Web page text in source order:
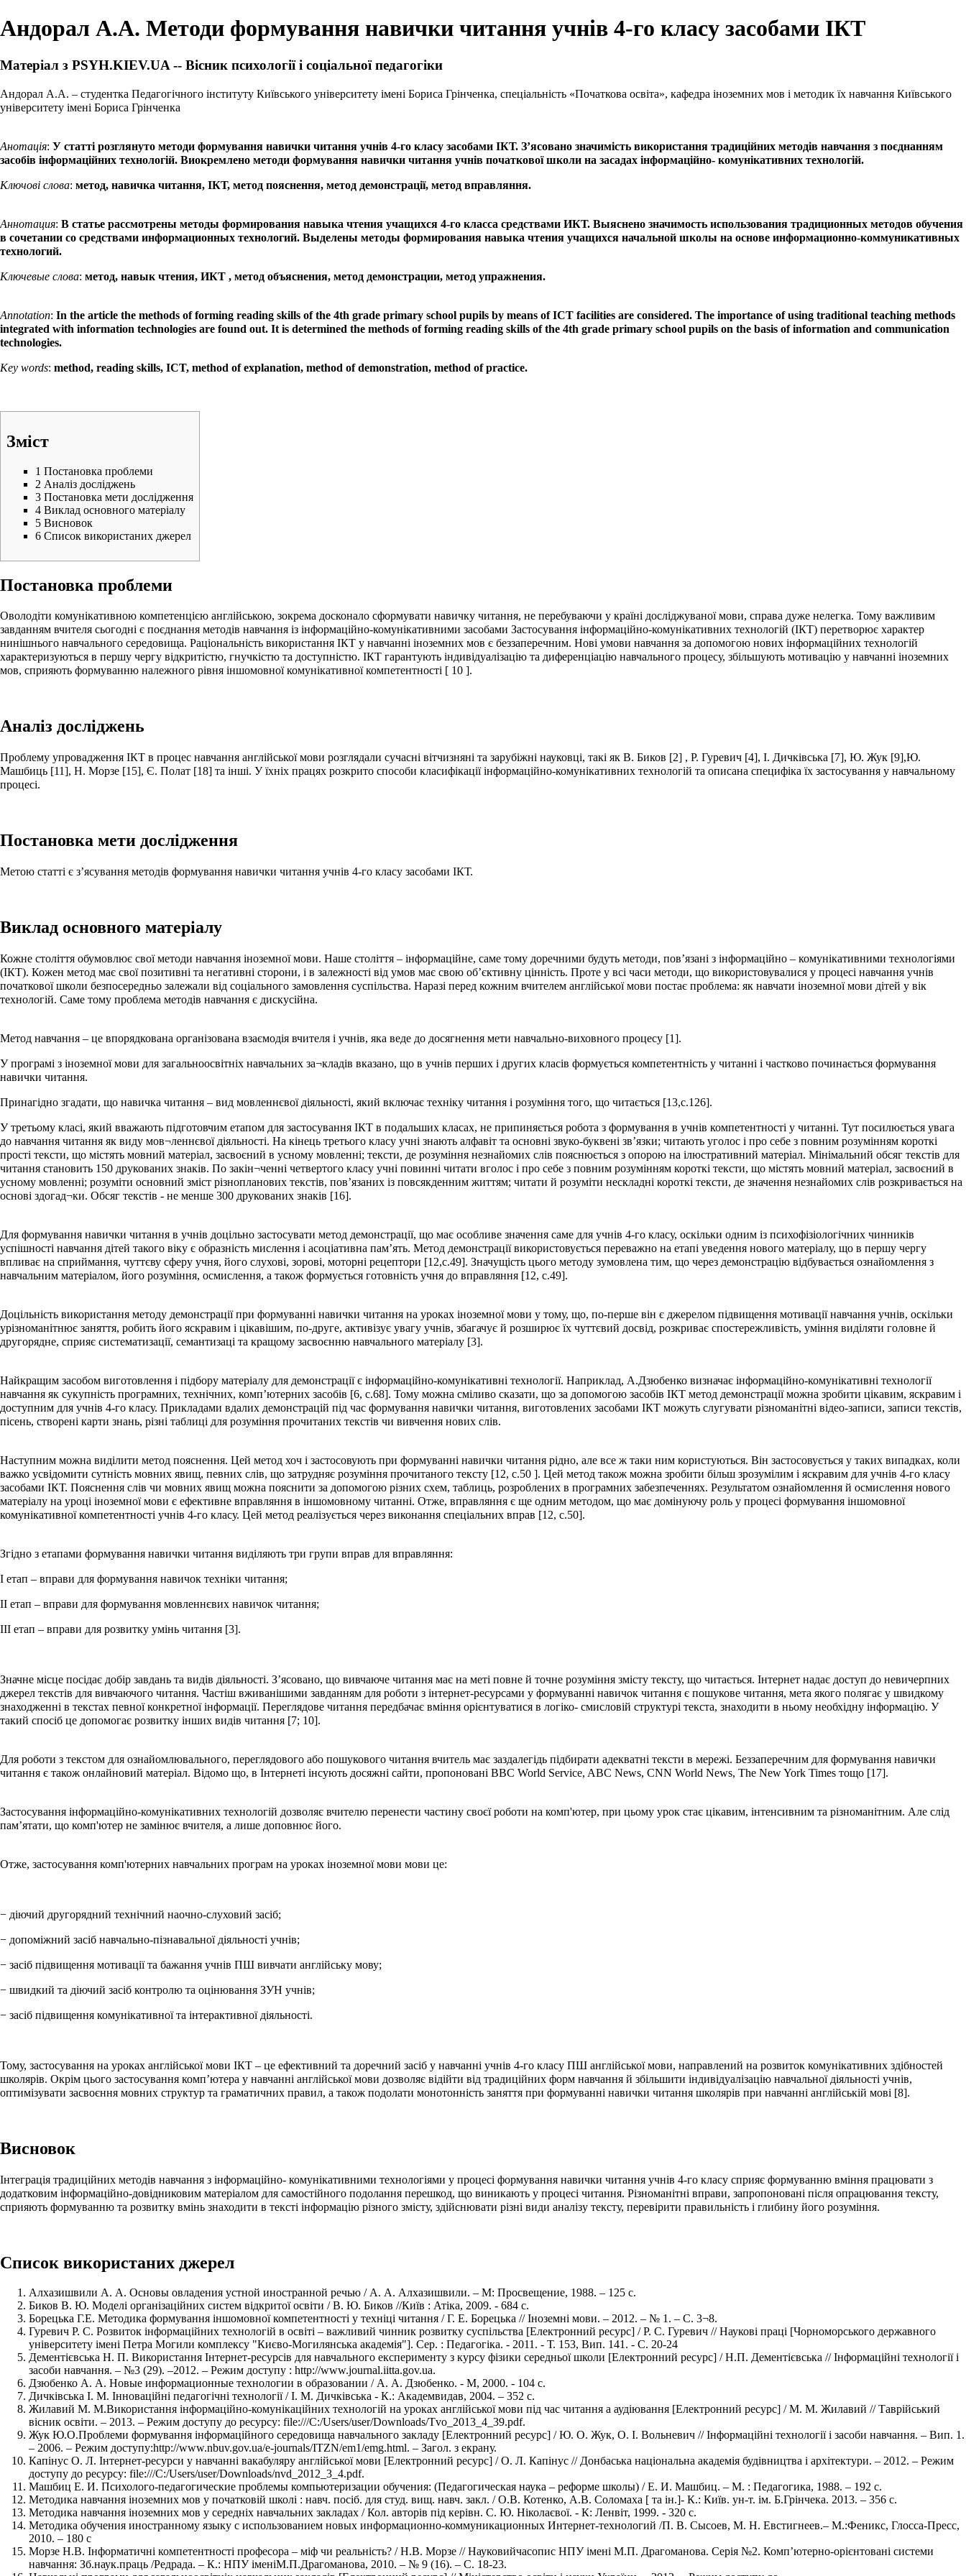
Андорал А.А. Методи формування навички читання учнів 4-го класу засобами ІКТ
Матеріал з PSYH.KIEV.UA -- Вісник психології і соціальної педагогіки
Андорал А.А. – студентка Педагогічного інституту Київського університету імені Бориса Грінченка, спеціальність «Початкова освіта», кафедра іноземних мов і методик їх навчання Київського
університету імені Бориса Грінченка
Анотація: У статті розглянуто методи формування навички читання учнів 4-го класу засобами ІКТ. З’ясовано значимість використання традиційних методів навчання з поєднанням
засобів інформаційних технологій. Виокремлено методи формування навички читання учнів початкової школи на засадах інформаційно- комунікативних технологій.
Ключові слова: метод, навичка читання, ІКТ, метод пояснення, метод демонстрації, метод вправляння.
Аннотация: В статье рассмотрены методы формирования навыка чтения учащихся 4-го класса средствами ИКТ. Выяснено значимость использования традиционных методов обучения
в сочетании со средствами информационных технологий. Выделены методы формирования навыка чтения учащихся начальной школы на основе информационно-коммуникативных
технологий.
Ключевые слова: метод, навык чтения, ИКТ , метод объяснения, метод демонстрации, метод упражнения.
Annotation: In the article the methods of forming reading skills of the 4th grade primary school pupils by means of ICT facilities are considered. The importance of using traditional teaching methods
integrated with information technologies are found out. It is determined the methods of forming reading skills of the 4th grade primary school pupils on the basis of information and communication
technologies.
Key words: method, reading skills, ICT, method of explanation, method of demonstration, method of practice.
Зміст
1 Постановка проблеми
2 Аналіз досліджень
3 Постановка мети дослідження
4 Виклад основного матеріалу
5 Висновок
6 Список використаних джерел
Постановка проблеми
Оволодіти комунікативною компетенцією англійською, зокрема досконало сформувати навичку читання, не перебуваючи у країні досліджуваної мови, справа дуже нелегка. Тому важливим
завданням вчителя сьогодні є поєднання методів навчання із інформаційно-комунікативними засобами Застосування інформаційно-комунікативних технологій (ІКТ) перетворює характер
нинішнього навчального середовища. Раціональність використання ІКТ у навчанні іноземних мов є беззаперечним. Нові умови навчання за допомогою нових інформаційних технологій
характеризуються в першу чергу відкритістю, гнучкістю та доступністю. ІКТ гарантують індивідуалізацію та диференціацію навчального процесу, збільшують мотивацію у навчанні іноземних
мов, сприяють формуванню належного рівня іншомовної комунікативної компетентності [ 10 ].
Аналіз досліджень
Проблему упровадження ІКТ в процес навчання англійської мови розглядали сучасні вітчизняні та зарубіжні науковці, такі як В. Биков [2] , Р. Гуревич [4], І. Дичківська [7], Ю. Жук [9],Ю.
Машбиць [11], Н. Морзе [15], Є. Полат [18] та інші. У їхніх працях розкрито способи класифікації інформаційно-комунікативних технологій та описана специфіка їх застосування у навчальному
процесі.
Постановка мети дослідження
Метою статті є з’ясування методів формування навички читання учнів 4-го класу засобами ІКТ.
Виклад основного матеріалу
Кожне століття обумовлює свої методи навчання іноземної мови. Наше століття – інформаційне, саме тому доречними будуть методи, пов’язані з інформаційно – комунікативними технологіями
(ІКТ). Кожен метод має свої позитивні та негативні сторони, і в залежності від умов має свою об’єктивну цінність. Проте у всі часи методи, що використовувалися у процесі навчання учнів
початкової школи безпосередньо залежали від соціального замовлення суспільства. Наразі перед кожним вчителем англійської мови постає проблема: як навчати іноземної мови дітей у вік
технологій. Саме тому проблема методів навчання є дискусійна.
Метод навчання – це впорядкована організована взаємодія вчителя і учнів, яка веде до досягнення мети навчально-виховного процесу [1].
У програмі з іноземної мови для загальноосвітніх навчальних за¬кладів вказано, що в учнів перших і других класів формується компетентність у читанні і частково починається формування
навички читання.
Принагідно згадати, що навичка читання – вид мовленнєвої діяльності, який включає техніку читання і розуміння того, що читається [13,с.126].
У третьому класі, який вважають підготовчим етапом для застосування ІКТ в подальших класах, не припиняється робота з формування в учнів компетентності у читанні. Тут посилюється увага
до навчання читання як виду мов¬леннєвої діяльності. На кінець третього класу учні знають алфавіт та основні звуко-буквені зв’язки; читають уголос і про себе з повним розумінням короткі
прості тексти, що містять мовний матеріал, засвоєний в усному мовленні; тексти, де розуміння незнайомих слів пояснюється з опорою на ілюстративний матеріал. Мінімальний обсяг текстів для
читання становить 150 друкованих знаків. По закін¬ченні четвертого класу учні повинні читати вголос і про себе з повним розумінням короткі тексти, що містять мовний матеріал, засвоєний в
усному мовленні; розуміти основний зміст різнопланових текстів, пов’язаних із повсякденним життям; читати й розуміти нескладні короткі тексти, де значення незнайомих слів розкривається на
основі здогад¬ки. Обсяг текстів - не менше 300 друкованих знаків [16].
Для формування навички читання в учнів доцільно застосувати метод демонстрації, що має особливе значення саме для учнів 4-го класу, оскільки одним із психофізіологічних чинників
успішності навчання дітей такого віку є образність мислення і асоціативна пам’ять. Метод демонстрації використовується переважно на етапі уведення нового матеріалу, що в першу чергу
впливає на сприймання, чуттєву сферу учня, його слухові, зорові, моторні рецептори [12,с.49]. Значущість цього методу зумовлена тим, що через демонстрацію відбувається ознайомлення з
навчальним матеріалом, його розуміння, осмислення, а також формується готовність учня до вправляння [12, с.49].
Доцільність використання методу демонстрації при формуванні навички читання на уроках іноземної мови у тому, що, по-перше він є джерелом підвищення мотивації навчання учнів, оскільки
урізноманітнює заняття, робить його яскравим і цікавішим, по-друге, активізує увагу учнів, збагачує й розширює їх чуттєвий досвід, розкриває спостережливість, уміння виділяти головне й
другорядне, сприяє систематизації, семантизаці та кращому засвоєнню навчального матеріалу [3].
Найкращим засобом виготовлення і підбору матеріалу для демонстрації є інформаційно-комунікативні технології. Наприклад, А.Дзюбенко визначає інформаційно-комунікативні технології
навчання як сукупність програмних, технічних, комп’ютерних засобів [6, с.68]. Тому можна сміливо сказати, що за допомогою засобів ІКТ метод демонстрації можна зробити цікавим, яскравим і
доступним для учнів 4-го класу. Прикладами вдалих демонстрацій під час формування навички читання, виготовлених засобами ІКТ можуть слугувати різноманітні відео-записи, записи текстів,
пісень, створені карти знань, різні таблиці для розуміння прочитаних текстів чи вивчення нових слів.
Наступним можна виділити метод пояснення. Цей метод хоч і застосовують при формуванні навички читання рідно, але все ж таки ним користуються. Він застосовується у таких випадках, коли
важко усвідомити сутність мовних явищ, певних слів, що затрудняє розуміння прочитаного тексту [12, с.50 ]. Цей метод також можна зробити більш зрозумілим і яскравим для учнів 4-го класу
засобами ІКТ. Пояснення слів чи мовних явищ можна пояснити за допомогою різних схем, таблиць, розроблених в програмних забезпеченнях. Результатом ознайомлення й осмислення нового
матеріалу на уроці іноземної мови є ефективне вправляння в іншомовному читанні. Отже, вправляння є ще одним методом, що має домінуючу роль у процесі формування іншомовної
комунікативної компетентності учнів 4-го класу. Цей метод реалізується через виконання спеціальних вправ [12, с.50].
Згідно з етапами формування навички читання виділяють три групи вправ для вправляння:
І етап – вправи для формування навичок техніки читання;
ІІ етап – вправи для формування мовленнєвих навичок читання;
ІІІ етап – вправи для розвитку умінь читання [3].
Значне місце посідає добір завдань та видів діяльності. З’ясовано, що вивчаюче читання має на меті повне й точне розуміння змісту тексту, що читається. Інтернет надає доступ до невичерпних
джерел текстів для вивчаючого читання. Частіш вживанішими завданням для роботи з інтернет-ресурсами у формуванні навичок читання є пошукове читання, мета якого полягає у швидкому
знаходженні в текстах певної конкретної інформації. Переглядове читання передбачає вміння орієнтуватися в логіко- смисловій структурі текста, знаходити в ньому необхідну інформацію. У
такий спосіб це допомогає розвитку інших видів читання [7; 10].
Для роботи з текстом для ознайомлювального, переглядового або пошукового читання вчитель має заздалегідь підбирати адекватні тексти в мережі. Беззаперечним для формування навички
читання є також онлайновий матеріал. Відомо що, в Інтернеті інсують досяжні сайти, пропоновані BBC World Service, ABC News, CNN World News, The New York Times тощо [17].
Застосування інформаційно-комунікативних технологій дозволяє вчителю перенести частину своєї роботи на комп'ютер, при цьому урок стає цікавим, інтенсивним та різноманітним. Але слід
пам’ятати, що комп'ютер не замінює вчителя, а лише доповнює його.
Отже, застосування комп'ютерних навчальних програм на уроках іноземної мови мови це:
− діючий другорядний технічний наочно-слуховий засіб;
− допоміжний засіб навчально-пізнавальної діяльності учнів;
− засіб підвищення мотивації та бажання учнів ПШ вивчати англійську мову;
− швидкий та діючий засіб контролю та оцінювання ЗУН учнів;
− засіб підвищення комунікативної та інтерактивної діяльності.
Тому, застосування на уроках англійської мови ІКТ – це ефективний та доречний засіб у навчанні учнів 4-го класу ПШ англійської мови, направлений на розвиток комунікативних здібностей
школярів. Окрім цього застосування комп’ютера у навчанні англійської мови дозволяє відійти від традиційних форм навчання й збільшити індивідуалізацію навчальної діяльності учнів,
оптимізувати засвоєння мовних структур та граматичних правил, а також подолати монотонність заняття при формуванні навички читання школярів при навчанні англійській мові [8].
Висновок
Інтеграція традиційних методів навчання з інформаційно- комунікативними технологіями у процесі формування навички читання учнів 4-го класу сприяє формуванню вміння працювати з
додатковим інформаційно-довідниковим матеріалом для самостійного подолання перешкод, що виникають у процесі читання. Різноманітні вправи, запропоновані після опрацювання тексту,
сприяють формуванню та розвитку вмінь знаходити в тексті інформацію різного змісту, здійснювати різні види аналізу тексту, перевірити правильність і глибину його розуміння.
Список використаних джерел
Алхазишвили А. А. Основы овладения устной иностранной речью / А. А. Алхазишвили. – М: Просвещение, 1988. – 125 с.
Биков В. Ю. Моделі організаційних систем відкритої освіти / В. Ю. Биков //Київ : Атіка, 2009. - 684 с.
Борецька Г.Е. Методика формування іншомовної компетентності у техніці читання / Г. Е. Борецька // Іноземні мови. – 2012. – № 1. – С. 3¬8.
Гуревич Р. С. Розвиток інформаційних технологій в освіті – важливий чинник розвитку суспільства [Електронний ресурс] / Р. С. Гуревич // Наукові праці [Чорноморського державного
університету імені Петра Могили комплексу "Києво-Могилянська академія"]. Сер. : Педагогіка. - 2011. - Т. 153, Вип. 141. - С. 20-24
Дементієвська Н. П. Використання Інтернет-ресурсів для навчального експерименту з курсу фізики середньої школи [Електронний ресурс] / Н.П. Дементієвська // Інформаційні технології і
засоби навчання. – №3 (29). –2012. – Режим доступу : http://www.journal.iitta.gov.ua.
Дзюбенко А. А. Новые информационные технологии в образовании / А. А. Дзюбенко. - М, 2000. - 104 с.
Дичківська І. М. Інноваційні педагогічні технології / І. М. Дичківська - К.: Академвидав, 2004. – 352 с.
Жилавий М. М.Використання інформаційно-комунікаційних технологій на уроках англійської мови під час читання а аудіювання [Електронний ресурс] / М. М. Жилавий // Таврійський
вісник освіти. – 2013. – Режим доступу до ресурсу: file:///C:/Users/user/Downloads/Tvo_2013_4_39.pdf.
Жук Ю.О.Проблеми формування інформаційного середовища навчального закладу [Електронний ресурс] / Ю. О. Жук, О. І. Вольневич // Інформаційні технології і засоби навчання. – Вип. 1.
– 2006. – Режим доступу:http://www.nbuv.gov.ua/e-journals/ITZN/em1/emg.html. – Загол. з екрану.
Капінус О. Л. Інтернет-ресурси у навчанні вакабуляру англійської мови [Електронний ресурс] / О. Л. Капінус // Донбаська національна академія будівництва і архітектури. – 2012. – Режим
доступу до ресурсу: file:///C:/Users/user/Downloads/nvd_2012_3_4.pdf.
Машбиц Е. И. Психолого-педагогические проблемы компьютеризации обучения: (Педагогическая наука – реформе школы) / Е. И. Машбиц. – М. : Педагогика, 1988. – 192 с.
Методика навчання іноземних мов у початковій школі : навч. посіб. для студ. вищ. навч. закл. / О.В. Котенко, А.В. Соломаха [ та ін.]- К.: Київ. ун-т. ім. Б.Грінчека. 2013. – 356 с.
Методика навчання іноземних мов у середніх навчальних закладах / Кол. авторів під керівн. C. Ю. Ніколаєвої. - К: Ленвіт, 1999. - 320 с.
Методика обучения иностранному языку с использованием новых информационно-коммуникационных Интернет-технологий /П. В. Сысоев, М. Н. Евстигнеев.– М.:Феникс, Глосса-Пресс,
2010. – 180 с
Морзе Н.В. Інформатичні компетентності професора – міф чи реальність? / Н.В. Морзе // Науковийчасопис НПУ імені М.П. Драгоманова. Серія №2. Комп’ютерно-орієнтовані системи
навчання: Зб.наук.праць /Редрада. – К.: НПУ іменіМ.П.Драгоманова, 2010. – № 9 (16). – С. 18-23.